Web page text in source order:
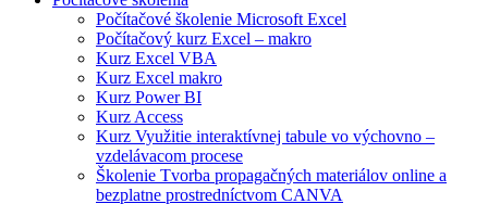
Počítačové školenie Microsoft Excel
Počítačový kurz Excel – makro
Kurz Excel VBA
Kurz Excel makro
Kurz Power BI
Kurz Access
Kurz Využitie interaktívnej tabule vo výchovno –
vzdelávacom procese
Školenie Tvorba propagačných materiálov online a
bezplatne prostredníctvom CANVA